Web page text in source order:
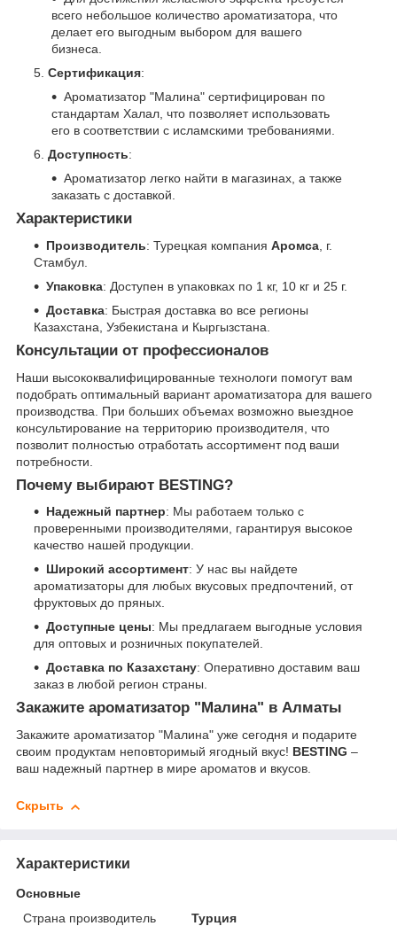
всего небольшое количество ароматизатора, что
делает его выгодным выбором для вашего
бизнеса.
Сертификация:
Ароматизатор "Малина" сертифицирован по
стандартам Халал, что позволяет использовать
его в соответствии с исламскими требованиями.
Доступность:
Ароматизатор легко найти в магазинах, а также
заказать с доставкой.
Характеристики
Производитель: Турецкая компания Аромса , г.
Стамбул.
Упаковка: Доступен в упаковках по 1 кг, 10 кг и 25 г.
Доставка: Быстрая доставка во все регионы
Казахстана, Узбекистана и Кыргызстана.
Консультации от профессионалов
Наши высококвалифицированные технологи помогут вам
подобрать оптимальный вариант ароматизатора для вашего
производства. При больших объемах возможно выездное
консультирование на территорию производителя, что
позволит полностью отработать ассортимент под ваши
потребности.
Почему выбирают BESTING?
Надежный партнер: Мы работаем только с
проверенными производителями, гарантируя высокое
качество нашей продукции.
Широкий ассортимент: У нас вы найдете
ароматизаторы для любых вкусовых предпочтений, от
фруктовых до пряных.
Доступные цены: Мы предлагаем выгодные условия
для оптовых и розничных покупателей.
Доставка по Казахстану: Оперативно доставим ваш
заказ в любой регион страны.
Закажите ароматизатор "Малина" в Алматы
Закажите ароматизатор "Малина" уже сегодня и подарите
своим продуктам неповторимый ягодный вкус! BESTING –
ваш надежный партнер в мире ароматов и вкусов.
Скрыть
Характеристики
Основные
Страна производитель
Турция